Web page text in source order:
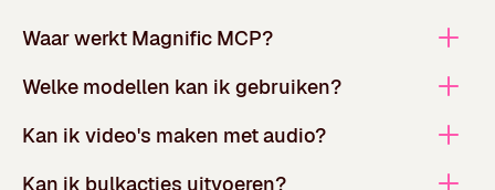
Waar werkt Magnific MCP?
Welke modellen kan ik gebruiken?
Kan ik video's maken met audio?
Kan ik bulkacties uitvoeren?